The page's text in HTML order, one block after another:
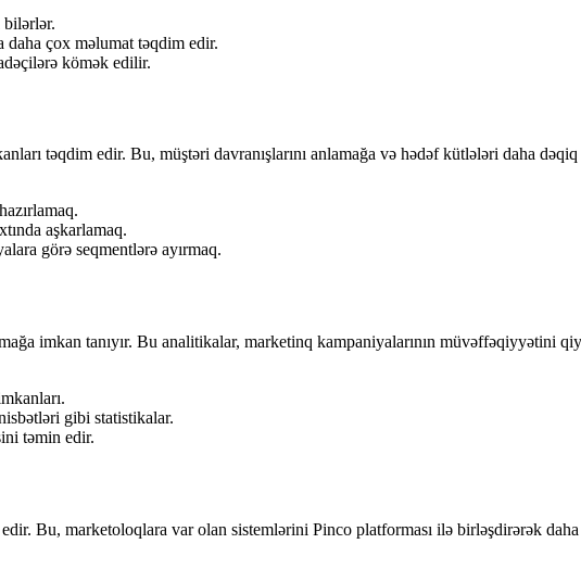
bilərlər.
çox məlumat təqdim edir.
kömək edilir.
təqdim edir. Bu, müştəri davranışlarını anlamağa və hədəf kütlələri daha
aşkarlamaq.
görə seqmentlərə ayırmaq.
imkan tanıyır. Bu analitikalar, marketinq kampaniyalarının müvəffəqiyyətini
gibi statistikalar.
təmin edir.
Bu, marketoloqlara var olan sistemlərini Pinco platforması ilə birləşdirərək